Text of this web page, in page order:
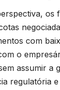
os
com
o
assumir a
regulatória